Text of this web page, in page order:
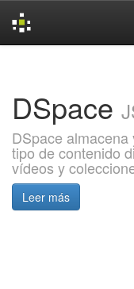
DSpace
DSpace
tipo de contenido
vídeos y
Leer más